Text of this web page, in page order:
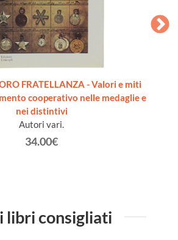
FRATELLANZA - Valori e miti
cooperativo nelle medaglie e
nei distintivi
Autori vari.
34.00€
libri consigliati